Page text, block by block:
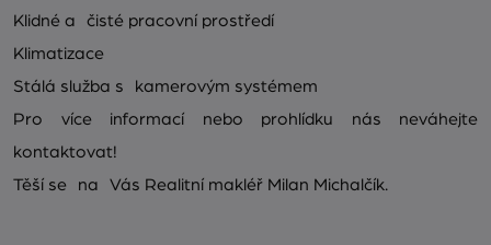
Klidné a čisté pracovní prostředí
Klimatizace
Stálá služba s kamerovým systémem
Pro více informací nebo prohlídku nás neváhejte
kontaktovat!
Těší se na Vás Realitní makléř Milan Michalčík.